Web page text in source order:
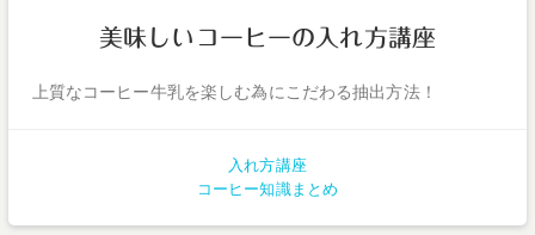
美味しいコーヒーの入れ方講座
上質なコーヒー牛乳を楽しむ為にこだわる抽出方法！
入れ方講座
コーヒー知識まとめ